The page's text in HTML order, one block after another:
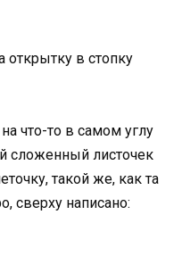
в стопку
что-то в самом углу
сложенный листочек
такой же, как та
сверху написано: